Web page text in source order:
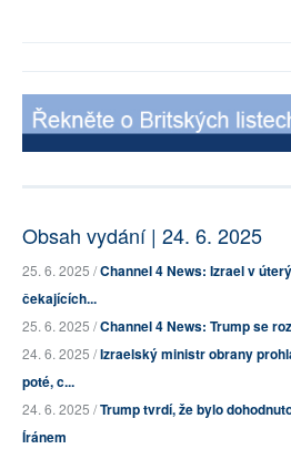
Obsah vydání | 24. 6. 2025
25. 6. 2025 /Channel 4 News: Izrael v
čekajících...
25. 6. 2025 /Channel 4 News: Trump se
24. 6. 2025 /Izraelský ministr obrany
poté, c...
24. 6. 2025 /Trump tvrdí, že bylo
Íránem